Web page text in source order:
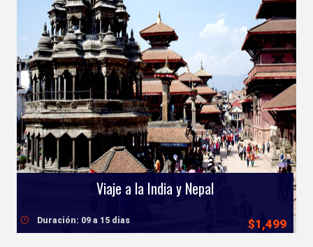
Viaje a la India y Nepal
$1,499
Duración: 09 a 15 dias